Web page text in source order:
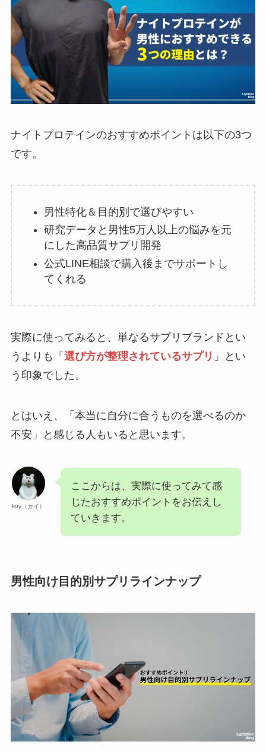
ナイトプロテインのおすすめポイントは以下の3つ
です。
男性特化＆目的別で選びやすい
研究データと男性5万人以上の悩みを元
にした高品質サプリ開発
公式LINE相談で購入後までサポートし
てくれる
実際に使ってみると、単なるサプリブランドとい
うよりも「 選び方が整理されているサプリ 」とい
う印象でした。
とはいえ、「本当に自分に合うものを選べるのか
不安」と感じる人もいると思います。
kuy（カイ）
ここからは、実際に使ってみて感
じたおすすめポイントをお伝えし
ていきます。
男性向け目的別サプリラインナップ